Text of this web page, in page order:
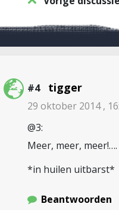
#4 tigger
29 oktober 2014 ,
@3:
Meer, meer,
*in huilen uitbarst*
Beantwoorden